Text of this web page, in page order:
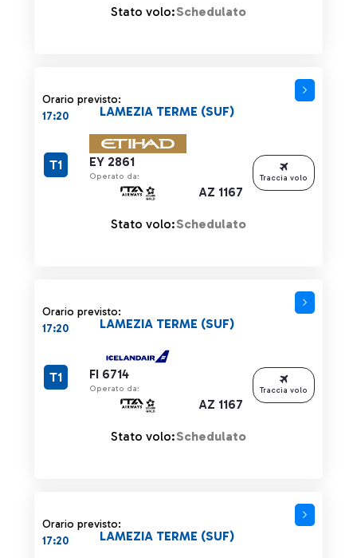
Stato volo:Schedulato
Orario previsto:
17:20
EY 2861
Operato da:
AZ 1167
LAMEZIA TERME (SUF)
T1
Stato volo:Schedulato
Traccia volo
Orario previsto:
17:20
FI 6714
Operato da:
AZ 1167
LAMEZIA TERME (SUF)
T1
Stato volo:Schedulato
Traccia volo
Orario previsto:
17:20
LAMEZIA TERME (SUF)